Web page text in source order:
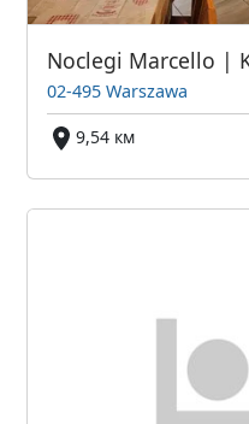
02-495 Warszawa
9,54 км